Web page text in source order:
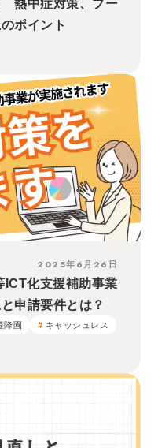
熱中症対策、プー
ポイント
2025年6月26日
ICT化支援補助事業
申請要件とは？
降園
キャッシュレス